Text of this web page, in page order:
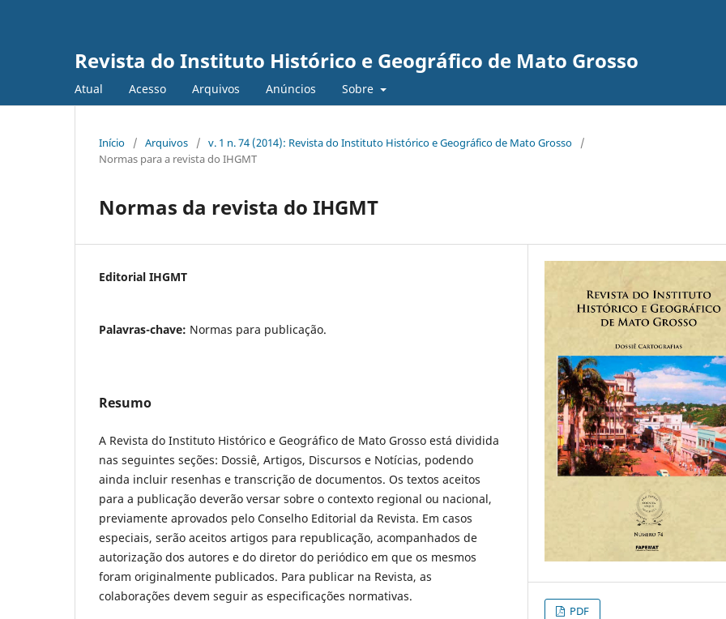
Revista do Instituto Histórico e Geográfico de Mato Grosso
Atual Acesso Arquivos Anúncios Sobre
Início / Arquivos / v. 1 n. 74 (2014): Revista do Instituto Histórico e Geográfico de Mato Grosso
/
Normas para a revista do IHGMT
Normas da revista do IHGMT
Editorial IHGMT
Palavras-chave: Normas para publicação.
Resumo
A Revista do Instituto Histórico e Geográfico de Mato Grosso está dividida
nas seguintes seções: Dossiê, Artigos, Discursos e Notícias, podendo
ainda incluir resenhas e transcrição de documentos. Os textos aceitos
para a publicação deverão versar sobre o contexto regional ou nacional,
previamente aprovados pelo Conselho Editorial da Revista. Em casos
especiais, serão aceitos artigos para republicação, acompanhados de
autorização dos autores e do diretor do periódico em que os mesmos
foram originalmente publicados. Para publicar na Revista, as
colaborações devem seguir as especificações normativas.
PDF